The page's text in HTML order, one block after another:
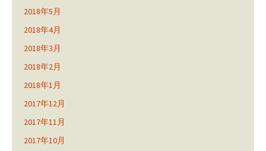
2018年5月
2018年4月
2018年3月
2018年2月
2018年1月
2017年12月
2017年11月
2017年10月